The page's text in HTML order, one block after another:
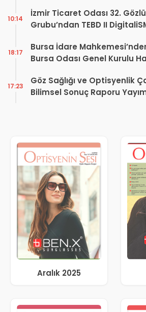
İzmir Ticaret Odası 32.
Grubu’ndan TEBD II
10:14
Bursa İdare
Bursa Odası Genel Kurulu
18:17
Göz Sağlığı ve Optisyenlik
Bilimsel Sonuç Raporu
17:23
Aralık 2025